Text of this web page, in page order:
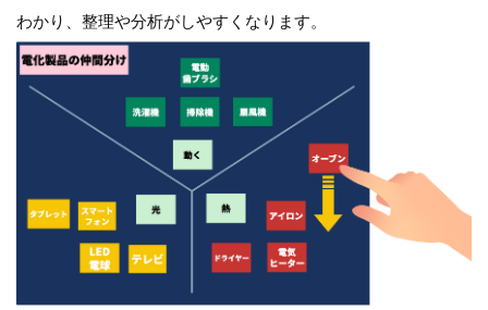
わかり、整理や分析がしやすくなります。